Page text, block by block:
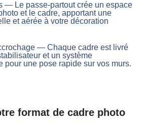
— Le passe-partout crée un espace
et le cadre, apportant une
et aérée à votre décoration
— Chaque cadre est livré
et un système
pour une pose rapide sur vos murs.
format de cadre photo